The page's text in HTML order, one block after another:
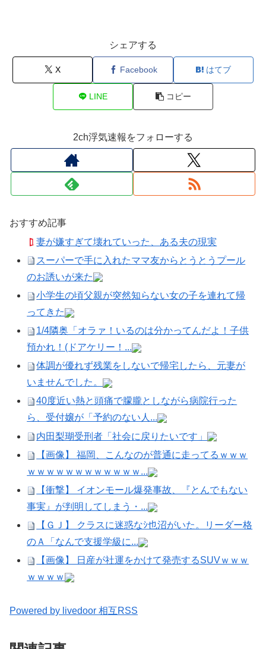
シェアする
X Facebook はてブ
LINE コピー
2ch浮気速報をフォローする
おすすめ記事
妻が嫌すぎて壊れていった、ある夫の現実
スーパーで手に入れたママ友からとうとうプール
のお誘いが来た
小学生の頃父親が突然知らない女の子を連れて帰
ってきた
1/4隣奥「オラァ！いるのは分かってんだよ！子供
預かれ！(ドアケリー！...
体調が優れず残業をしないで帰宅したら、元妻が
いませんでした。
40度近い熱と頭痛で朦朧としながら病院行った
ら、受付嬢が「予約のない人...
内田梨瑚受刑者「社会に戻りたいです」
【画像】 福岡、こんなのが普通に走ってるｗｗｗ
ｗｗｗｗｗｗｗｗｗｗｗｗ...
【衝撃】 イオンモール爆発事故、『とんでもない
事実』が判明してしまう・...
【ＧＪ】 クラスに迷惑なｼ也沼がいた。リーダー格
のＡ「なんで支援学級に...
【画像】 日産が社運をかけて発売するSUVｗｗｗ
ｗｗｗｗ
Powered by livedoor 相互RSS